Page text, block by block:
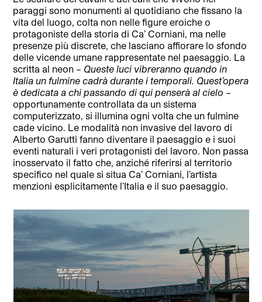
paraggi sono monumenti al quotidiano che fissano la
vita del luogo, colta non nelle figure eroiche o
protagoniste della storia di Ca’ Corniani, ma nelle
presenze più discrete, che lasciano affiorare lo sfondo
delle vicende umane rappresentate nel paesaggio. La
scritta al neon – Queste luci vibreranno quando in
Italia un fulmine cadrà durante i temporali. Quest’opera
è dedicata a chi passando di qui penserà al cielo –
opportunamente controllata da un sistema
computerizzato, si illumina ogni volta che un fulmine
cade vicino. Le modalità non invasive del lavoro di
Alberto Garutti fanno diventare il paesaggio e i suoi
eventi naturali i veri protagonisti del lavoro. Non passa
inosservato il fatto che, anziché riferirsi al territorio
specifico nel quale si situa Ca’ Corniani, l’artista
menzioni esplicitamente l’Italia e il suo paesaggio.